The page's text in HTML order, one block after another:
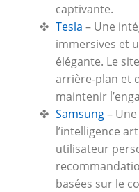
captivante.
Tesla – Une
immersives et
élégante. Le
arrière-plan et
maintenir
Samsung–
l’intelligence
utilisateur
basées sur le